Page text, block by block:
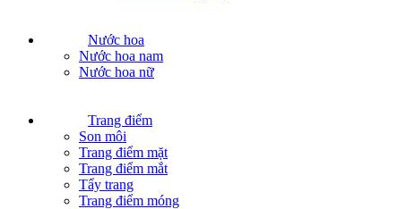
Nước hoa
Nước hoa nam
Nước hoa nữ
Trang điểm
Son môi
Trang điểm mặt
Trang điểm mắt
Tẩy trang
Trang điểm móng